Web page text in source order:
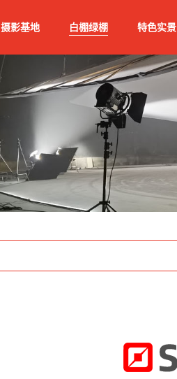
摄影基地 白棚绿棚 特色实景